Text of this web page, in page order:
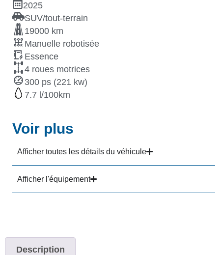
2025
SUV/tout-terrain
19000 km
Manuelle robotisée
Essence
4 roues motrices
300 ps (221 kw)
7.7
Voir plus
Afficher toutes les détails du véhicule
Afficher l'équipement
Description